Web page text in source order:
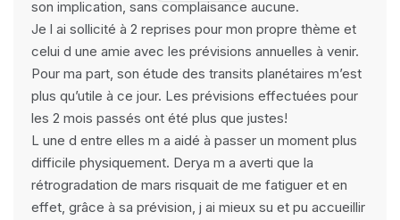
son implication, sans complaisance aucune.
Je l ai sollicité à 2 reprises pour mon propre thème et
celui d une amie avec les prévisions annuelles à venir.
Pour ma part, son étude des transits planétaires m’est
plus qu’utile à ce jour. Les prévisions effectuées pour
les 2 mois passés ont été plus que justes!
L une d entre elles m a aidé à passer un moment plus
difficile physiquement. Derya m a averti que la
rétrogradation de mars risquait de me fatiguer et en
effet, grâce à sa prévision, j ai mieux su et pu accueillir